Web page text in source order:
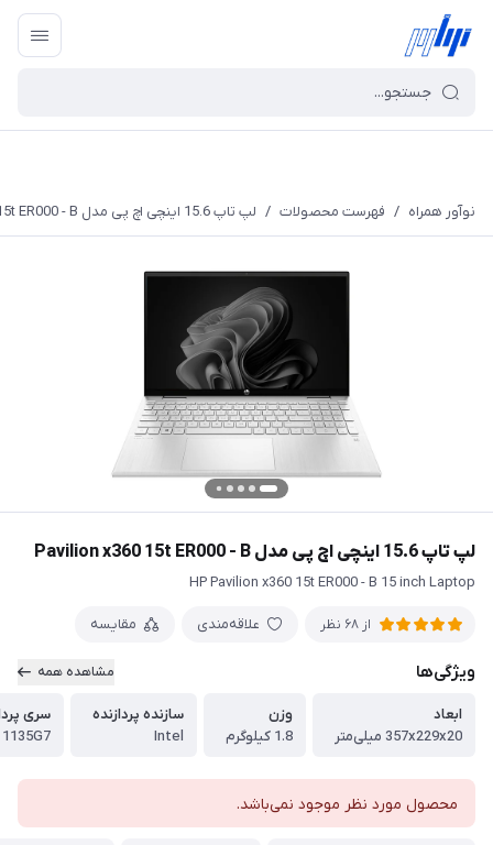
نوآور همراه / فهرست محصولات / لپ تاپ 15.6 اینچی اچ پی مدل Pavilion x360 15t ER000 - B
لپ تاپ 15.6 اینچی اچ پی مدل Pavilion x360 15t ER000 - B
HP Pavilion x360 15t ER000 - B 15 inch Laptop
از 68 نظر علاقه‌مندی مقایسه
ویژگی‌ها مشاهده همه
ابعاد
357x229x20 میلی‌متر
وزن
1.8 کیلوگرم
سازنده پردازنده
Intel
سری
محصول مورد نظر موجود نمی‌باشد.